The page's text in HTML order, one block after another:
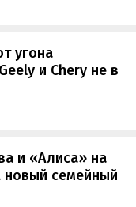
угона
и Chery не в
и «Алиса» на
новый семейный